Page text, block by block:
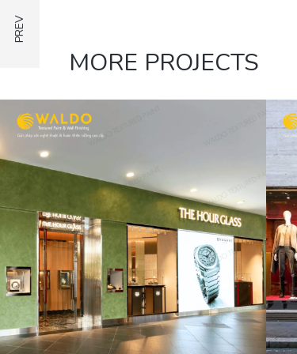
MORE PROJECTS
CỬA HÀNG FERRAGAMO